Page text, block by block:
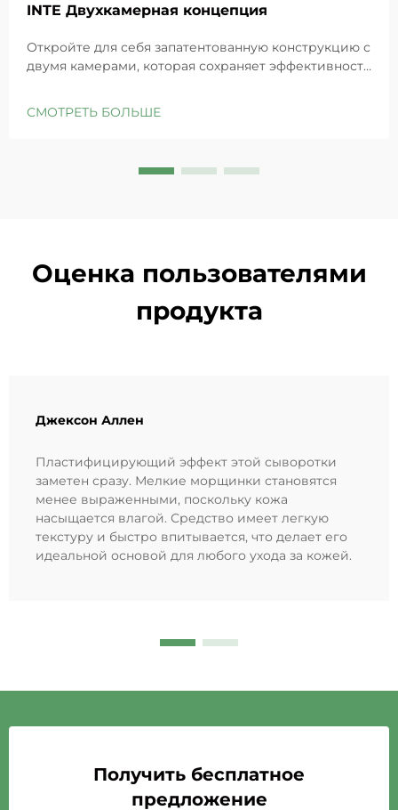
INTE Двухкамерная концепция
Откройте для себя запатентованную конструкцию с
двумя камерами, которая сохраняет эффективность
восстанавливает барьеры чувствительной кожи.
СМОТРЕТЬ БОЛЬШЕ
Оценка пользователями
продукта
Джексон Аллен
Пластифицирующий эффект этой сыворотки
заметен сразу. Мелкие морщинки становятся
менее выраженными, поскольку кожа
насыщается влагой. Средство имеет легкую
текстуру и быстро впитывается, что делает его
идеальной основой для любого ухода за кожей.
Получить бесплатное
предложение